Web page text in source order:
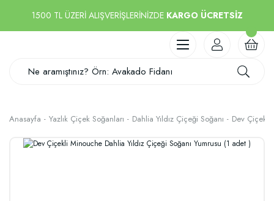
1500 TL ÜZERİ ALIŞVERİŞLERİNİZDE KARGO ÜCRETSİZ
Anasayfa Yazlık Çiçek Soğanları Dahlia Yıldız Çiçeği Soğanı Dev Çiçekli